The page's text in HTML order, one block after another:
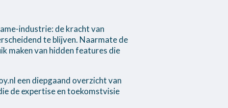
industrie: de kracht van
te blijven. Naarmate de
maken van hidden features die
een diepgaand overzicht van
de expertise en toekomstvisie